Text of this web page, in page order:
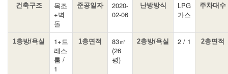
건축구조
목조
+벽
돌
준공일자
2020-
02-06
난방방식
LPG
가스
주차대수
1층방/욕실
1+드
레스
룸 /
1
1층면적
83㎡
(26
평)
2층방/욕실 2 / 1 2층면적